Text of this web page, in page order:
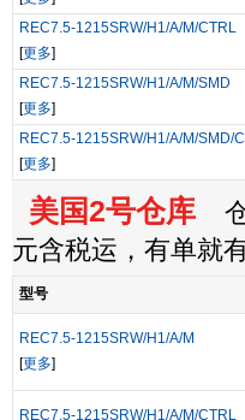
REC7.5-1215SRW/H1/A/M/CTRL
[更多]
REC7.5-1215SRW/H1/A/M/SMD
[更多]
REC7.5-1215SRW/H1/A/M/SMD/
[更多]
美国2号仓库 仓
元含税运，有单就
型号
REC7.5-1215SRW/H1/A/M
[更多]
REC7.5-1215SRW/H1/A/M/CTRL